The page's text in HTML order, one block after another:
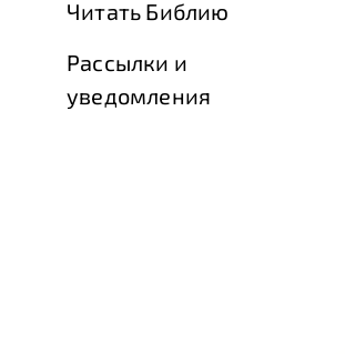
Читать Библию
Рассылки и
уведомления